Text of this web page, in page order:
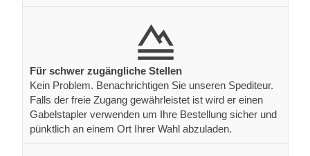
Für schwer zugängliche Stellen
Kein Problem. Benachrichtigen Sie unseren Spediteur.
Falls der freie Zugang gewährleistet ist wird er einen
Gabelstapler verwenden um Ihre Bestellung sicher und
pünktlich an einem Ort Ihrer Wahl abzuladen.